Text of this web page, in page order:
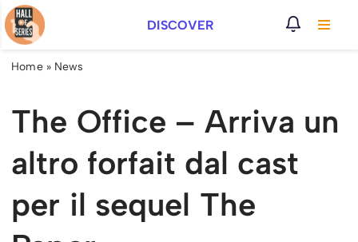
Vai
al
DISCOVER
Home» News
The Office – Arriva un
altro forfait dal cast
per il sequel The